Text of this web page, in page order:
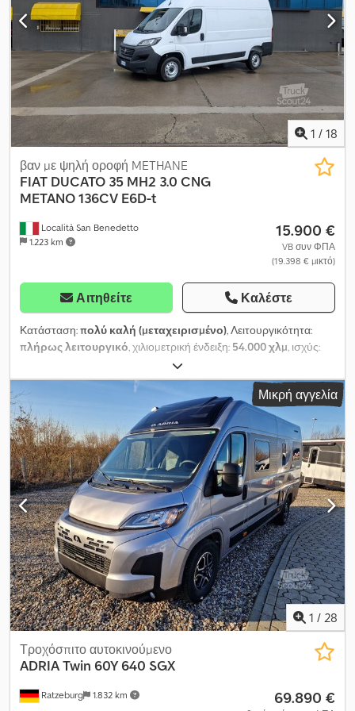
οχήματος μόνο για ενημερωτικούς σκοπούς.
eeV * Αυτόματο κιβώτιο ταχυτήτων * Βιβλίο service * 2 κλειδιά *
Ωφέλιμο φορτίο: 907 kg * Θερινά + χειμερινά ελαστικά * Κάμερα *
Ρυμουλκούμενο 3,5t * ZCFC35A7205951684 * Ωράριο: Δευ–Παρ
07:30-12:00, 13:00-18:00, Σάββατο 07:30-17:00. * E-mail: *
Τηλ./Whatsapp/Viber: Alexandar Ilic * Τηλ./Whatsapp/Viber
Αγγλικά: Mladen Ilic
1 / 18
Località San Benedetto
1.223 km
βαν με ψηλή οροφή METHANE
FIAT DUCATO 35 MH2 3.0 CNG
METANO 136CV E6D-t
15.900 €
VB συν ΦΠΑ
(19.398 € μικτό)
Αιτηθείτε Καλέστε
Κατάσταση:πολύ καλή (μεταχειρισμένο), Λειτουργικότητα:
πλήρως λειτουργικό, χιλιομετρική ένδειξη: 54.000 χλμ, ισχύς:
, πρώτη ταξινόμηση:
καυσίμου:αέριο, μέγιστο βάρος φόρτωσης:1.090 κιλ, χρώμα:
λευκό
, κατηγορία εκπομπών: Euro 6, αριθμός θέσεων:3, Έτος
κατασκευής:
, αριθμός προηγούμενων ιδιοκτητών:
Εξοπλισμός:ABS, αερόσακος, ηλεκτρονικό πρόγραμμα
ευστάθειας (ESP), κεντρικό κλείδωμα, κλιματισμός, σύστημα
ακινητοποίησης, σύστημα ελέγχου πρόσφυσης, υδραυλικό
τιμόνι, υπολογιστής επί του οχήματος , FIAT DUCATO 35 MH2
3.0 CNG 16V 136HP Euro 6D-temp ΕΘΝΙΚΟ ΕΤΑΙΡΙΚΟ ΟΧΗΜΑ
ΩΦΕΛΙΜΟ ΦΟΡΤΙΟ 1090 KG ΚΛΙΜΑΤΙΣΜΟΣ ΡΑΔΙΟΦΩΝΟ
ΑΥΤΟΚΙΝΗΤΟΥ BLUETOOTH ΟΠΙΣΘΙΟΙ ΑΙΣΘΗΤΗΡΕΣ
ΠΑΡΚΑΡΙΣΜΑΤΟΣ Dksdsw Ephuspfx Agdsr ΕΓΓΥΗΣΗ 12 ΜΗΝΕΣ
ΤΙΜΗ ΜΕ ΡΗΤΗ ΑΝΑΦΟΡΑ ΦΠΑ 15.900,00 € + ΦΠΑ 22% =
19.398,00 € ΔΥΝΑΤΟΤΗΤΑ ΕΞΑΤΟΜΙΚΕΥΜΕΝΗΣ
ΧΡΗΜΑΤΟΔΟΤΗΣΗΣ ΧΩΡΙΣ ΠΡΟΚΑΤΑΒΟΛΗ, ΑΚΟΜΗ ΚΑΙ ΜΕ
ΜΙΚΡΟΤΕΣ ΔΟΣΕΙΣ, ΕΩΣ 84 ΜΗΝΕΣ ΔΥΝΑΤΟΤΗΤΑ
ΑΝΤΑΛΛΑΓΗΣ ΚΑΙ ΑΝΑΚΥΚΛΩΣΗΣ
Μικρή αγγελία
1 / 28
Ratzeburg 1.832 km
Τροχόσπιτο αυτοκινούμενο
ADRIATwin 60Y 640 SGX
69.890 €